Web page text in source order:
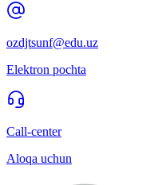
ozdjtsunf@edu.uz
Elektron pochta
Call-center
Aloqa uchun